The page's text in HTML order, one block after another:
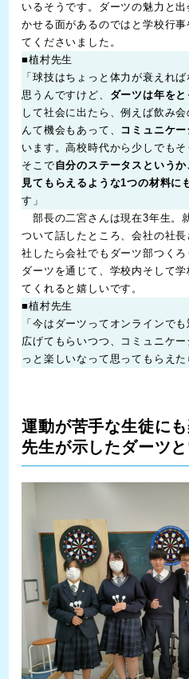
いるそうです。ダーツの魅力と
かせる面があるのではと学校行
てくださいました。
■植村先生
「球技はちょっと体力が衰えれ
思うんですけど、 ダーツは年を
して社会に出たら、例えば飲み
んて機会もあって、
コミュニケ
います。高校時代から少しでもそ
そこで自分のステータスという
見てもらえるような1つの材料に
す」
部長の二宮さんは現在3年生。
ついて話したところ、会社の社
社したら会社でもダーツ部つくろ
ダーツを通じて、学校内そして
てくれると嬉しいです。
■植村先生
「今はダーツってオンラインで
広げてもらいつつ、コミュニケ
っと楽しいなって思ってもらえた
運動が苦手な生徒に
先生が示したダーツ